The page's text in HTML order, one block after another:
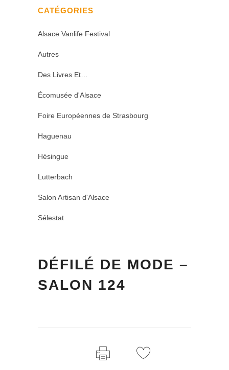
CATÉGORIES
Alsace Vanlife Festival
Autres
Des Livres Et…
Écomusée d'Alsace
Foire Européennes de Strasbourg
Haguenau
Hésingue
Lutterbach
Salon Artisan d'Alsace
Sélestat
DÉFILÉ DE MODE –
SALON 124